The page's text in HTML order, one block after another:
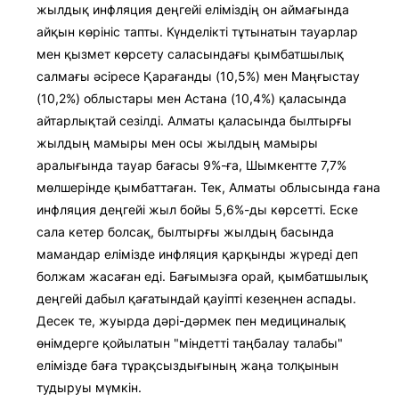
жылдық инфляция деңгейі еліміздің он аймағында
айқын көрініс тапты. Күнделікті тұтынатын тауарлар
мен қызмет көрсету саласындағы қымбатшылық
салмағы әсіресе Қарағанды (10,5%) мен Маңғыстау
(10,2%) облыстары мен Астана (10,4%) қаласында
айтарлықтай сезілді. Алматы қаласында былтырғы
жылдың мамыры мен осы жылдың мамыры
аралығында тауар бағасы 9%-ға, Шымкентте 7,7%
мөлшерінде қымбаттаған. Тек, Алматы облысында ғана
инфляция деңгейі жыл бойы 5,6%-ды көрсетті. Еске
сала кетер болсақ, былтырғы жылдың басында
мамандар елімізде инфляция қарқынды жүреді деп
болжам жасаған еді. Бағымызға орай, қымбатшылық
деңгейі дабыл қағатындай қауіпті кезеңнен аспады.
Десек те, жуырда дәрі-дәрмек пен медициналық
өнімдерге қойылатын "міндетті таңбалау талабы"
елімізде баға тұрақсыздығының жаңа толқынын
тудыруы мүмкін.